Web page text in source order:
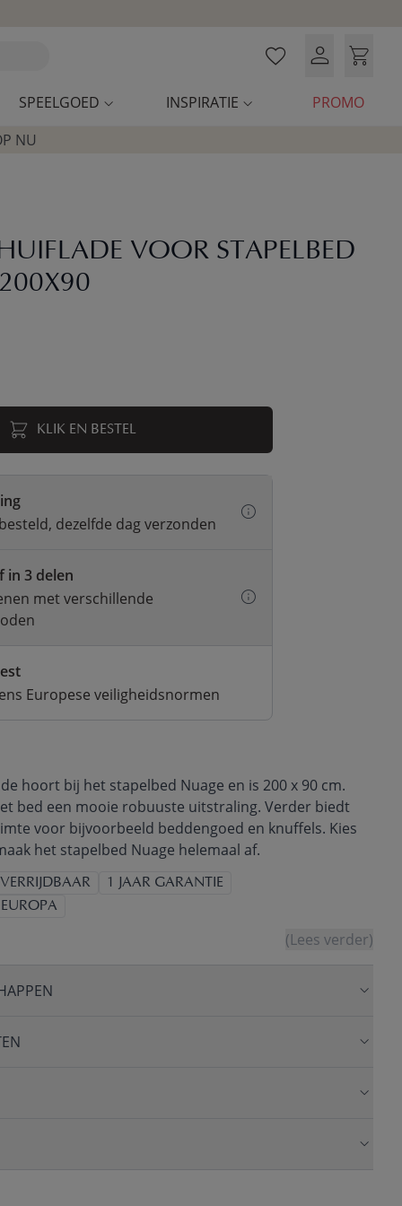
SPEELGOED INSPIRATIE
PROMO
NU
VOOR STAPELBED
KLIK EN BESTEL
dezelfde dag verzonden
in 3 delen
met verschillende
Europese veiligheidsnormen
hoort bij het stapelbed Nuage en is 200 x 90 cm.
bed een mooie robuuste uitstraling. Verder biedt
voor bijvoorbeeld beddengoed en knuffels. Kies
het stapelbed Nuage helemaal af.
1 JAAR GARANTIE
(Lees verder)